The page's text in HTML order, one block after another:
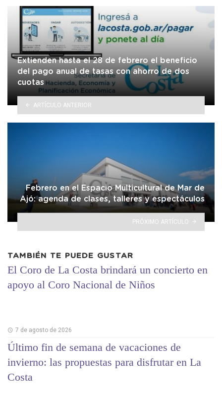
Extienden hasta el 28 de febrero el beneficio
del pago anual de tasas con ahorro de dos
cuotas
ARTÍCULO ANTERIOR
Febrero en el Espacio Multicultural de Mar de
Ajó: agenda de clases, talleres y espectáculos
PRÓXIMO ARTÍCULO
TAMBIÉN TE PUEDE GUSTAR
El Coro de La Costa brindará un concierto en
apoyo al Coro Nacional de Niños
7 de agosto de 2026
Último fin de semana de vacaciones de
invierno: las propuestas para disfrutar en La
Costa